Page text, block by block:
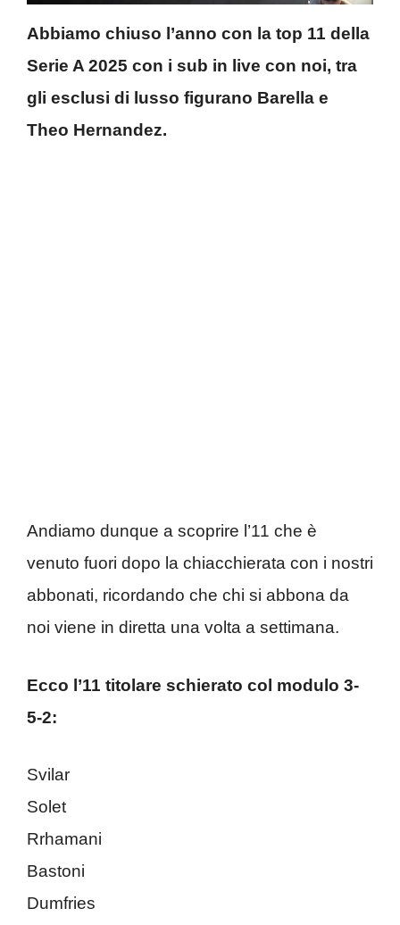
Abbiamo chiuso l’anno con la top 11 della
Serie A 2025 con i sub in live con noi, tra
gli esclusi di lusso figurano Barella e
Theo Hernandez.
Andiamo dunque a scoprire l’11 che è
venuto fuori dopo la chiacchierata con i nostri
abbonati, ricordando che chi si abbona da
noi viene in diretta una volta a settimana.
Ecco l’11 titolare schierato col modulo 3-
5-2:
Svilar
Solet
Rrhamani
Bastoni
Dumfries